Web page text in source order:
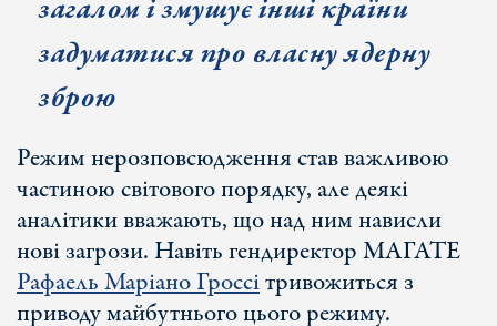
загалом і змушує інші країни
задуматися про власну ядерну
зброю
Режим нерозповсюдження став важливою
частиною світового порядку, але деякі
аналітики вважають, що над ним нависли
нові загрози. Навіть гендиректор МАГАТЕ
Рафаель Маріано Гроссітривожиться з
приводу майбутнього цього режиму.